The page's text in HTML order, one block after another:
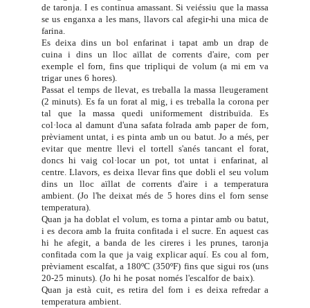
de taronja. I es continua amassant. Si veiéssiu que la massa
se us enganxa a les mans, llavors cal afegir-hi una mica de
farina.
Es deixa dins un bol enfarinat i tapat amb un drap de
cuina i dins un lloc aïllat de corrents d'aire, com per
exemple el forn, fins que tripliqui de volum (a mi em va
trigar unes 6 hores).
Passat el temps de llevat, es treballa la massa lleugerament
(2 minuts). Es fa un forat al mig, i es treballa la corona per
tal que la massa quedi uniformement distribuïda. Es
col·loca al damunt d'una safata folrada amb paper de forn,
prèviament untat, i es pinta amb un ou batut. Jo a més, per
evitar que mentre llevi el tortell s'anés tancant el forat,
doncs hi vaig col·locar un pot, tot untat i enfarinat, al
centre. Llavors, es deixa llevar fins que dobli el seu volum
dins un lloc aïllat de corrents d'aire i a temperatura
ambient. (Jo l'he deixat més de 5 hores dins el forn sense
temperatura).
Quan ja ha doblat el volum, es torna a pintar amb ou batut,
i es decora amb la fruita confitada i el sucre. En aquest cas
hi he afegit, a banda de les cireres i les prunes, taronja
confitada com la que ja vaig explicaraquí. Es cou al forn,
prèviament escalfat, a 180ºC (350ºF) fins que sigui ros (uns
20-25 minuts). (Jo hi he posat només l'escalfor de baix).
Quan ja està cuit, es retira del forn i es deixa refredar a
temperatura ambient.